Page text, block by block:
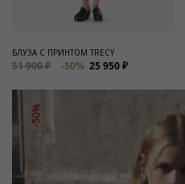
БЛУЗА С ПРИНТОМ TRECY
51 900 ₽ -50% 25 950 ₽
-50%